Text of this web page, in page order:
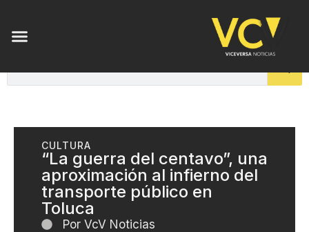
CULTURA
“La guerra del centavo”, una
aproximación al infierno del
transporte público en
Toluca
Por VcV Noticias